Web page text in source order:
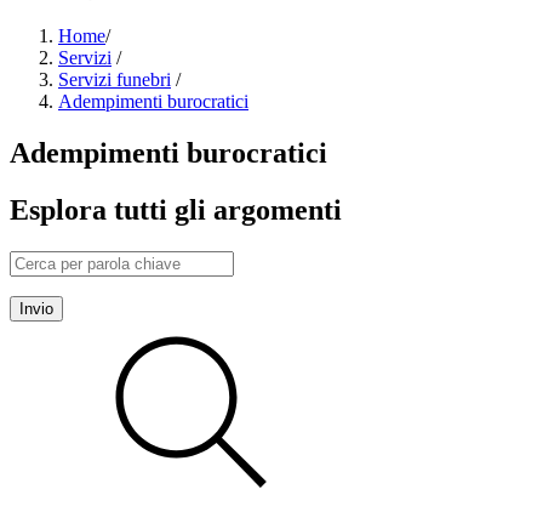
Home/
Servizi /
Servizi funebri /
Adempimenti burocratici
Adempimenti burocratici
Esplora tutti gli argomenti
Invio